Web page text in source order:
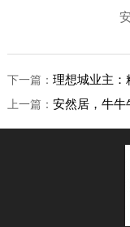
下一篇： 理想城业主：
上一篇： 安然居，牛牛